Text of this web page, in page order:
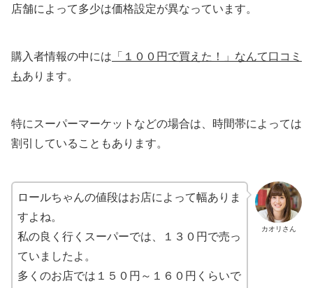
店舗によって多少は価格設定が異なっています。
購入者情報の中には 「１００円で買えた！」なんて口コミ
もあります。
特にスーパーマーケットなどの場合は、時間帯によっては
割引していることもあります。
カオリさん
ロールちゃんの値段はお店によって幅ありま
すよね。
私の良く行くスーパーでは、１３０円で売っ
ていましたよ。
多くのお店では１５０円～１６０円くらいで